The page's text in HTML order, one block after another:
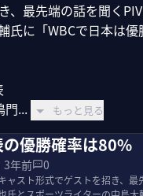
、最先端の話を聞く
に「WBCで日本は優
門...
もっと見る
の優勝確率は80%
3年前 0
ャスト形式でゲストを招き、